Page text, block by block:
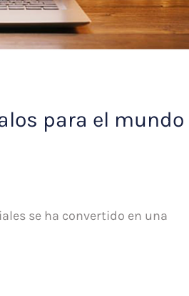
para el mundo
se ha convertido en una